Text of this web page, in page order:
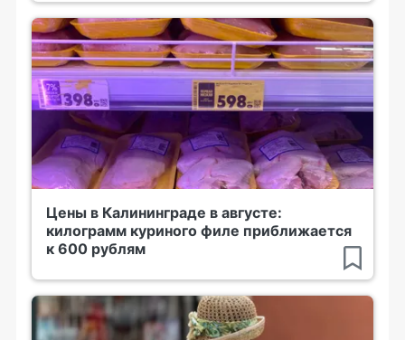
Цены в Калининграде в августе:
килограмм куриного филе приближается
к 600 рублям